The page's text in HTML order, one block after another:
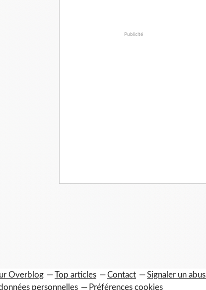
Publicité
Overblog Top articles Contact Signaler un abus
personnelles Préférences cookies